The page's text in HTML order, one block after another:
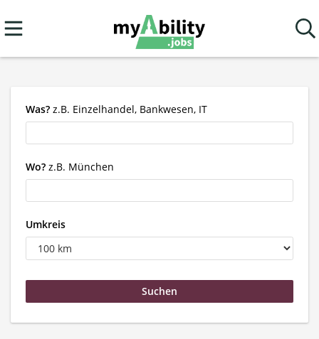
Was? z.B. Einzelhandel, Bankwesen, IT
Wo? z.B. München
Umkreis